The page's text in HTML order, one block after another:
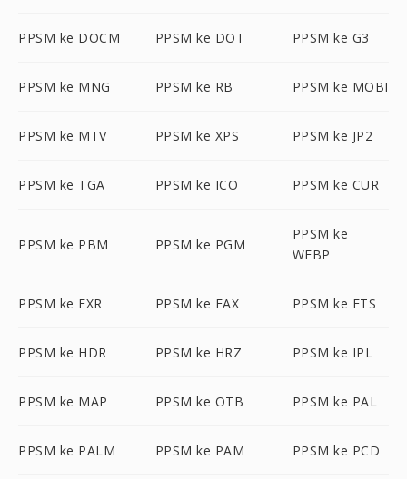
PPSM ke DOCM PPSM ke DOT PPSM ke G3
PPSM ke MNG PPSM ke RB PPSM ke MOBI
PPSM ke MTV PPSM ke XPS PPSM ke JP2
PPSM ke TGA PPSM ke ICO PPSM ke CUR
PPSM ke PBM PPSM ke PGM
PPSM ke
WEBP
PPSM ke EXR PPSM ke FAX PPSM ke FTS
PPSM ke HDR PPSM ke HRZ PPSM ke IPL
PPSM ke MAP PPSM ke OTB PPSM ke PAL
PPSM ke PALM PPSM ke PAM PPSM ke PCD